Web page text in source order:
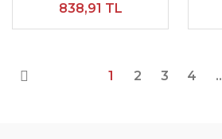
838,91 TL
1 2 3 4 ..